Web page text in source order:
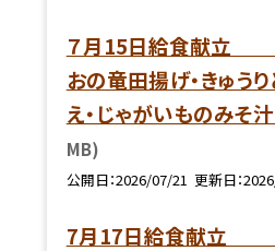
７月15日給食献立
おの竜田揚げ・きゅう
え・じゃがいものみそ
MB)
公開日 2026/07/21 更新日
7月17日給食献立